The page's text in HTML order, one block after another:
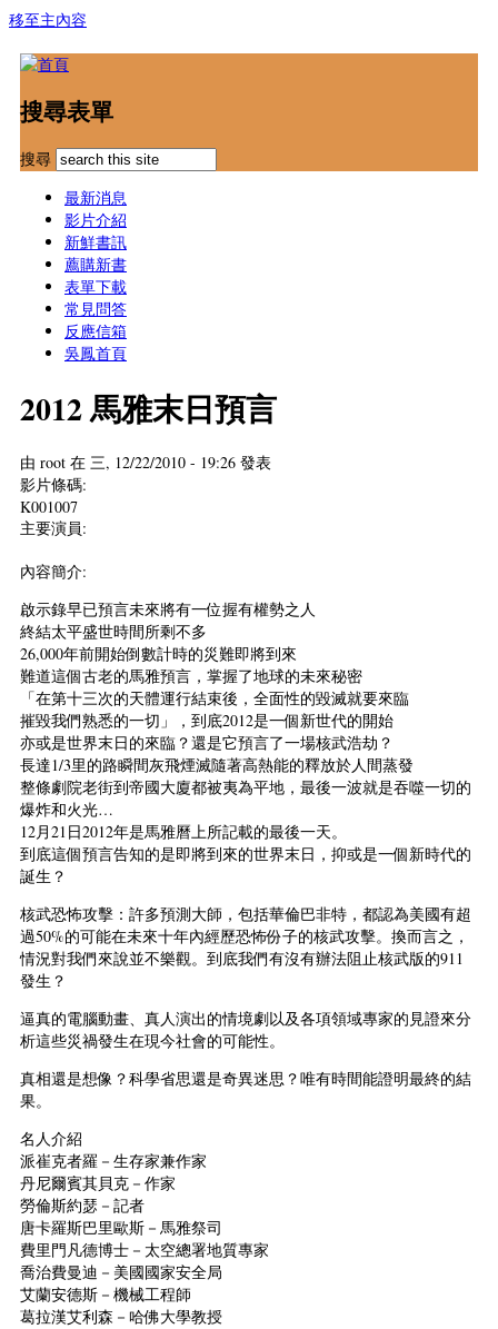
移至主內容
搜尋表單
搜尋
最新消息
影片介紹
新鮮書訊
薦購新書
表單下載
常見問答
反應信箱
吳鳳首頁
2012 馬雅末日預言
由 root 在 三, 12/22/2010 - 19:26 發表
影片條碼:
K001007
主要演員:
內容簡介:
啟示錄早已預言未來將有一位握有權勢之人
終結太平盛世時間所剩不多
26,000年前開始倒數計時的災難即將到來
難道這個古老的馬雅預言，掌握了地球的未來秘密
「在第十三次的天體運行結束後，全面性的毀滅就要來臨
摧毀我們熟悉的一切」，到底2012是一個新世代的開始
亦或是世界末日的來臨？還是它預言了一場核武浩劫？
長達1/3里的路瞬間灰飛煙滅隨著高熱能的釋放於人間蒸發
整條劇院老街到帝國大廈都被夷為平地，最後一波就是吞噬一切的
爆炸和火光…
12月21日2012年是馬雅曆上所記載的最後一天。
到底這個預言告知的是即將到來的世界末日，抑或是一個新時代的
誕生？
核武恐怖攻擊：許多預測大師，包括華倫巴非特，都認為美國有超
過50%的可能在未來十年內經歷恐怖份子的核武攻擊。換而言之，
情況對我們來說並不樂觀。到底我們有沒有辦法阻止核武版的911
發生？
逼真的電腦動畫、真人演出的情境劇以及各項領域專家的見證來分
析這些災禍發生在現今社會的可能性。
真相還是想像？科學省思還是奇異迷思？唯有時間能證明最終的結
果。
名人介紹
派崔克者羅－生存家兼作家
丹尼爾賓其貝克－作家
勞倫斯約瑟－記者
唐卡羅斯巴里歐斯－馬雅祭司
費里門凡德博士－太空總署地質專家
喬治費曼迪－美國國家安全局
艾蘭安德斯－機械工程師
葛拉漢艾利森－哈佛大學教授